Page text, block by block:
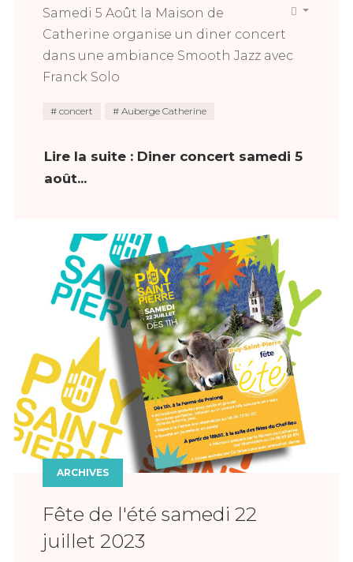
Samedi 5 Août la Maison de
Catherine organise un diner concert
dans une ambiance Smooth Jazz avec
Franck Solo
concert Auberge Catherine
Lire la suite : Diner concert samedi 5
août...
ARCHIVES
Fête de l'été samedi 22
juillet 2023